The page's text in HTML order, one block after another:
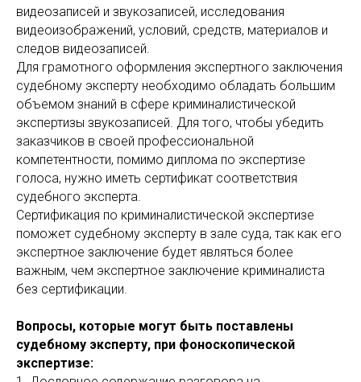
видеозаписей и звукозаписей, исследования
видеоизображений, условий, средств, материалов и
следов видеозаписей.
Для грамотного оформления экспертного заключения
судебному эксперту необходимо обладать большим
объемом знаний в сфере криминалистической
экспертизы звукозаписей. Для того, чтобы убедить
заказчиков в своей профессиональной
компетентности, помимо диплома по экспертизе
голоса, нужно иметь сертификат соответствия
судебного эксперта.
Сертификация по криминалистической экспертизе
поможет судебному эксперту в зале суда, так как его
экспертное заключение будет являться более
важным, чем экспертное заключение криминалиста
без сертификации.
Вопросы, которые могут быть поставлены
судебному эксперту, при фоноскопической
экспертизе: